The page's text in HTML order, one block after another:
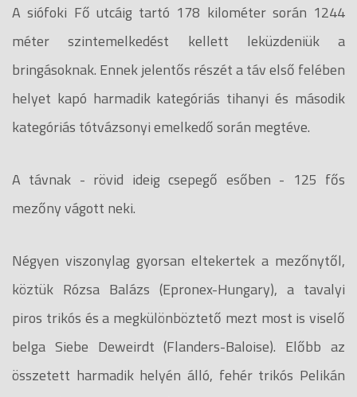
A siófoki Fő utcáig tartó 178 kilométer során 1244
méter szintemelkedést kellett leküzdeniük a
bringásoknak. Ennek jelentős részét a táv első felében
helyet kapó harmadik kategóriás tihanyi és második
kategóriás tótvázsonyi emelkedő során megtéve.
A távnak - rövid ideig csepegő esőben - 125 fős
mezőny vágott neki.
Négyen viszonylag gyorsan eltekertek a mezőnytől,
köztük Rózsa Balázs (Epronex-Hungary), a tavalyi
piros trikós és a megkülönböztető mezt most is viselő
belga Siebe Deweirdt (Flanders-Baloise). Előbb az
összetett harmadik helyén álló, fehér trikós Pelikán